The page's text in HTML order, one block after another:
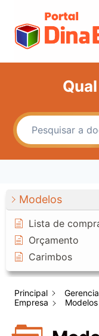
Modelos
Lista de
Orçamento
Carimbos
Principal
Empresa
Modelos